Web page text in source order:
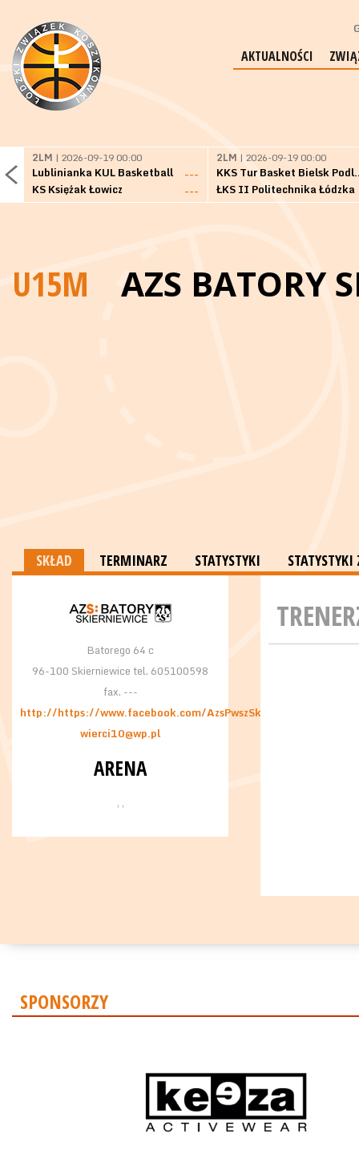
AKTUALNOŚCI
2LM | 2026-09-19 00:00
Lublinianka KUL Basketball
---
KS Księżak Łowicz
---
2LM | 2026-09-19 00:00
KKS Tur
ŁKS II Politechnika Łódzka
U15M AZS BATORY
SKŁAD TERMINARZ STATYSTYKI
Batorego 64 c
96-100 Skierniewice tel. 605100598
fax. ---
http://https://www.facebook.com/AzsPwszSkierniewice/
wierci10@wp.pl
ARENA
, ,
SPONSORZY